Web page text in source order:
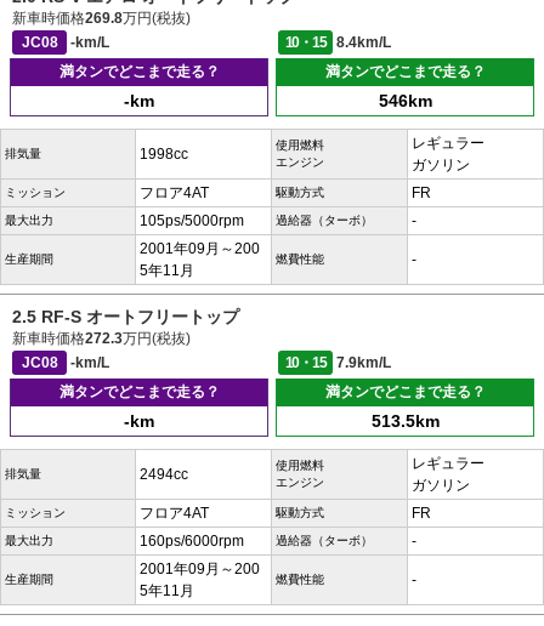
新車時価格269.8万円(税抜)
JC08
-km/L 10・15
8.4km/L
満タンでどこまで走る？
-km
満タンでどこまで走る？
546km
排気量 1998cc
使用燃料
エンジン
レギュラー
ガソリン
ミッション フロア4AT 駆動方式 FR
最大出力 105ps/5000rpm 過給器（ターボ） -
生産期間
2001年09月～200
5年11月
燃費性能 -
2.5 RF-S オートフリートップ
新車時価格272.3万円(税抜)
JC08
-km/L 10・15
7.9km/L
満タンでどこまで走る？
-km
満タンでどこまで走る？
513.5km
排気量 2494cc
使用燃料
エンジン
レギュラー
ガソリン
ミッション フロア4AT 駆動方式 FR
最大出力 160ps/6000rpm 過給器（ターボ） -
生産期間
2001年09月～200
5年11月
燃費性能 -